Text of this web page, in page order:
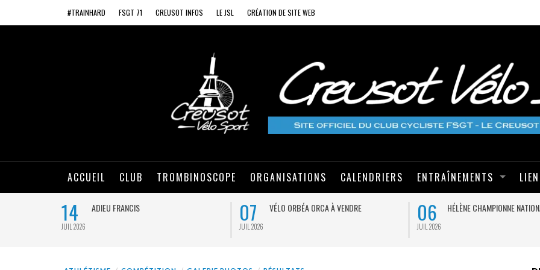
#TRAINHARD FSGT 71 CREUSOT INFOS LE JSL CRÉATION DE SITE WEB
ACCUEIL CLUB TROMBINOSCOPE ORGANISATIONS CALENDRIERS ENTRAÎNEMENTS
14
JUIL 2026
ADIEU FRANCIS 07
JUIL 2026
VÉLO ORBÉA ORCA À VENDRE 06
JUIL 2026
HÉLÈNE CHAMPIONNE